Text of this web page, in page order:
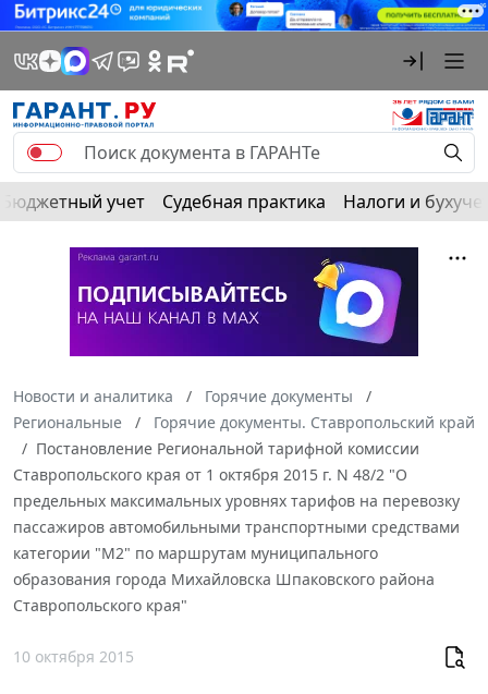
Бюджетный учет Судебная практика Налоги и
Новости и аналитика
Горячие документы
Региональные
Горячие документы. Ставропольский край
Постановление Региональной тарифной комиссии
Ставропольского края от 1 октября 2015 г. N 48/2 "О
предельных максимальных уровнях тарифов на перевозку
пассажиров автомобильными транспортными средствами
категории "М2" по маршрутам муниципального
образования города Михайловска Шпаковского района
Ставропольского края"
10 октября 2015